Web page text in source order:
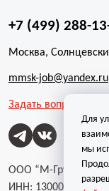
+7 (499) 288-
Москва,
mmsk-job@yandex.ru
Задать вопрос
ООО “М-Групп”
ИНН: 1300002787
Для
мы